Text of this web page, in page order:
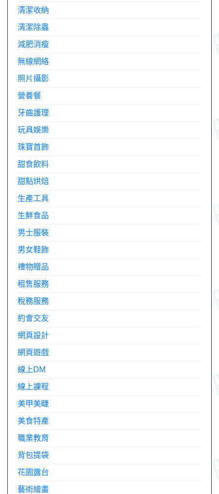
清潔收納
清潔除蟲
減肥消瘦
無線網絡
照片攝影
營養餐
牙齒護理
玩具娛樂
珠寶首飾
甜食飲料
甜點烘焙
生產工具
生鮮食品
男士服裝
男女鞋飾
禮物贈品
租售服務
稅務服務
約會交友
網頁設計
網頁遊戲
線上DM
線上課程
美甲美睫
美食特產
職業教育
背包提袋
花園露台
藝術繪畫